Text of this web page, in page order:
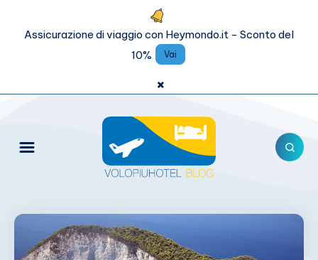
Assicurazione di viaggio con Heymondo.it - Sconto del
10%
Vai
×